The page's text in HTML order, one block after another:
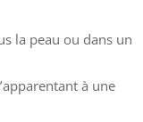
la peau ou dans un
à une